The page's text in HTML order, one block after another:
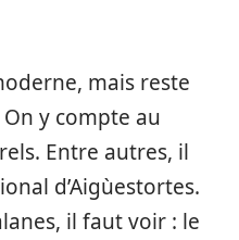
mais reste
y compte au
Entre autres, il
d’Aigùestortes.
il faut voir : le